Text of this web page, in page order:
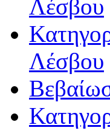
Λέσβου
Λέσβου